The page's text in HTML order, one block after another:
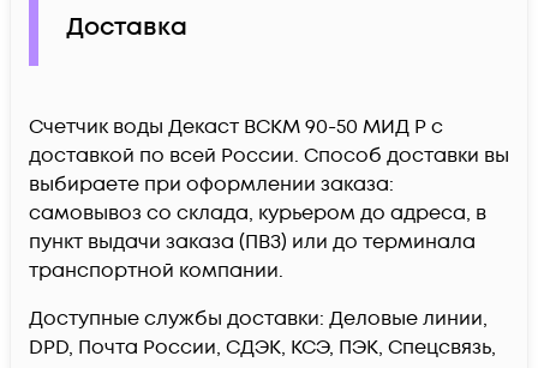
Доставка
Счетчик воды Декаст ВСКМ 90-50 МИД Р c
доставкой по всей России. Способ доставки вы
выбираете при оформлении заказа:
самовывоз со склада, курьером до адреса, в
пункт выдачи заказа (ПВЗ) или до терминала
транспортной компании.
Доступные службы доставки: Деловые линии,
DPD, Почта России, СДЭК, КСЭ, ПЭК, Спецсвязь,